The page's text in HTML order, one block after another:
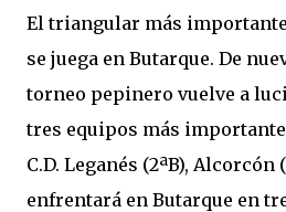
El triangular más
se juega en Butarque. De
torneo pepinero vuelve a
tres equipos más
C.D. Leganés (2ªB), Alcorcón
enfrentará en Butarque en